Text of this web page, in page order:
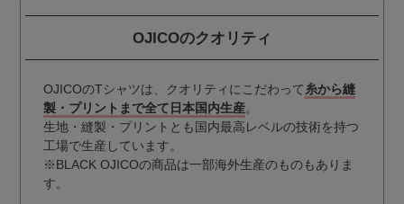
OJICOのクオリティ
OJICOのTシャツは、クオリティにこだわって 糸から縫
製・プリントまで全て日本国内生産。
生地・縫製・プリントとも国内最高レベルの技術を持つ
工場で生産しています。
※BLACK OJICOの商品は一部海外生産のものもありま
す。